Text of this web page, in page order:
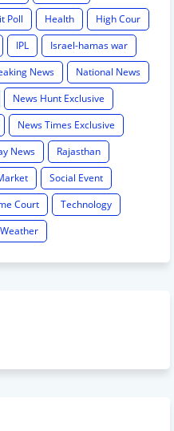
Poll Health
High Cour
IPL
Israel-hamas war
News
National News
News Hunt Exclusive
News Times Exclusive
News
Rajasthan
Social Event
Court
Technology
Weather